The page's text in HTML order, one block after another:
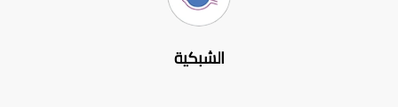
الشبكية